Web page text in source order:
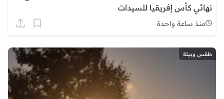
نهائي كأس إفريقيا للسيدات
منذ ساعة واحدة
طقس وبيئة